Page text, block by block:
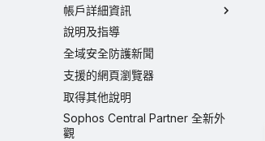
帳戶詳細資訊
說明及指導
全域安全防護新聞
支援的網頁瀏覽器
取得其他說明
Sophos Central Partner 全新外
觀